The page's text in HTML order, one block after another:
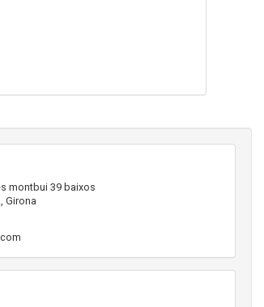
montbui 39 baixos
, Girona